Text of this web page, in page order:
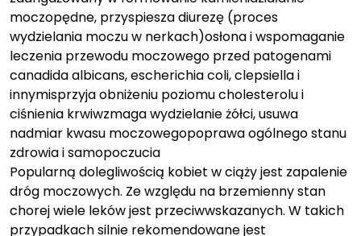
moczopędne, przyspiesza diurezę (proces
wydzielania moczu w nerkach)osłona i wspomaganie
leczenia przewodu moczowego przed patogenami
canadida albicans, escherichia coli, clepsiella i
innymisprzyja obniżeniu poziomu cholesterolu i
ciśnienia krwiwzmaga wydzielanie żółci, usuwa
nadmiar kwasu moczowegopoprawa ogólnego stanu
zdrowia i samopoczucia
Popularną dolegliwością kobiet w ciąży jest zapalenie
dróg moczowych. Ze względu na brzemienny stan
chorej wiele leków jest przeciwwskazanych. W takich
przypadkach silnie rekomendowane jest